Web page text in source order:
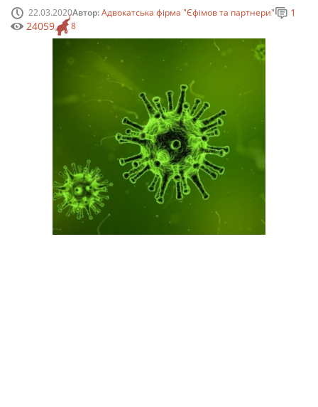
22.03.2020Автор:Адвокатська фірма "Єфімов та партнери"
8
1
24059